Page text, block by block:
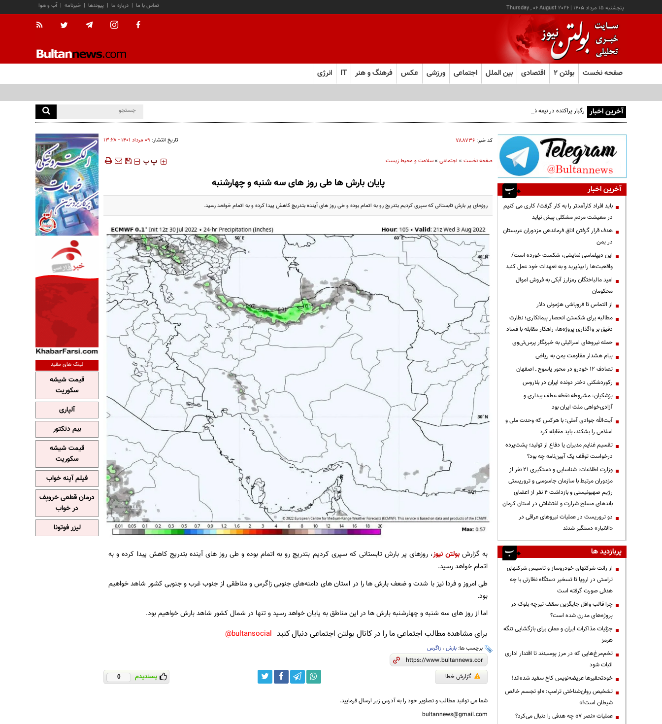
پنجشنبه ۱۵ مرداد ۱۴۰۵ |
Thursday , 06 August 2026 آب و هوا | خبرنامه | پیوندها | درباره ما | تماس با ما
صفحه نخست بولتن ۲ اقتصادی بین الملل اجتماعی ورزشی عکس فرهنگ و هنر IT انرژی
آخرین اخبار رگبار پراکنده در نیمه شمالی استان تهران تا شنبه
کد خبر: ۷۸۸۷۳۶ تاریخ انتشار: ۰۹ مرداد ۱۴۰۱ - ۱۳:۲۸
صفحه نخست» اجتماعی»سلامت و محیط زیست ‍‍‍ پ پ
پایان بارش ها طی روز های سه شنبه و چهارشنبه
روزهای پر بارش تابستانی که سپری کردیم بتدریج رو به اتمام بوده و طی روز های آینده بتدریج کاهش پیدا کرده و به اتمام خواهد رسید.
به گزارش بولتن نیوز، روزهای پر بارش تابستانی که سپری کردیم بتدریج رو به اتمام بوده و طی روز های آینده بتدریج کاهش پیدا کرده و به
اتمام خواهد رسید.
طی امروز و فردا نیز با شدت و ضعف بارش ها را در استان های دامنه‌های جنوبی زاگرس و مناطقی از جنوب غرب و جنوبی کشور شاهد خواهیم
بود.
اما از روز های سه شنبه و چهارشنبه بارش ها در این مناطق به پایان خواهد رسید و تنها در شمال کشور شاهد بارش خواهیم بود.
برای مشاهده مطالب اجتماعی ما را در کانال بولتن اجتماعی دنبال کنید bultansocial@
برچسب ها: بارش، زاگرس
گزارش خطا پسندیدم 0
شما می توانید مطالب و تصاویر خود را به آدرس زیر ارسال فرمایید.
bultannews@gmail.com
آخرین اخبار
باید افراد کارآمدتر را به کار گرفت/ کاری می کنیم
در معیشت مردم مشکلی پیش نیاید
هدف قرار گرفتن اتاق‌ فرماندهی مزدوران عربستان
در یمن
این دیپلماسی نمایشی، شکست خورده است/
واقعیت‌ها را بپذیرید و به تعهدات خود عمل کنید
امید مالباختگان رمزارز آبکی به فروش اموال
محکومان
از التماس تا فروپاشی هژمونی دلار
مطالبه برای شکستن انحصار پیمانکاری؛ نظارت
دقیق بر واگذاری پروژه‌ها، راهکار مقابله با فساد
حمله نیروهای اسرائیلی به خبرنگار پرس‌تی‌وی
پیام هشدار مقاومت یمن به ریاض
تصادف ۱۲ خودرو در محور یاسوج ـ اصفهان
رکوردشکنی دختر دونده ایران در بلاروس
پزشکیان: مشروطه نقطه عطف بیداری و
آزادی‌خواهی ملت ایران بود
آیت‌الله جوادی آملی: با هرکس که وحدت ملی و
اسلامی را بشکند، باید مقابله کرد
تقسیم غنایم مدیران یا دفاع از تولید؛ پشت‌پرده
درخواست توقف یک آیین‌نامه چه بود؟
وزارت اطلاعات: شناسایی و دستگیری ۲۱ نفر از
مزدوران مرتبط با سازمان جاسوسی و تروریستی
رژیم صهیونیستی و بازداشت ۴ نفر از اعضای
باندهای مسلح شرارت و اغتشاش در استان کرمان
دو تروریست در عملیات نیروهای عراقی در
«الانبار» دستگیر شدند
پربازدید ها
از رانت‌ شرکتهای خودروساز و تاسیس شرکتهای
تراستی در اروپا تا تسخیر دستگاه نظارتی با چه
هدفی صورت گرفته است
چرا قالب وافل جایگزین سقف تیرچه بلوک در
پروژه‌های مدرن شده است؟
جزئیات مذاکرات ایران و عمان برای بازگشایی تنگه
هرمز
تخم‌مرغ‌هایی که در مرز پوسیدند تا اقتدار اداری
اثبات شود
خودتحقیرها عریضه‌نویس کاخ سفید شده‌اند!
تشخیص روان‌شناختی ترامپ: «او تجسم خالص
شیطان است!»
عملیات «نصر ۷» چه هدفی را دنبال می‌کرد؟
لینک های مفید
قیمت شیشه
سکوریت
آلپاری
بیم دتکتور
قیمت شیشه
سکوریت
فیلم آپنه خواب
درمان قطعی خروپف
در خواب
لیزر فوتونا